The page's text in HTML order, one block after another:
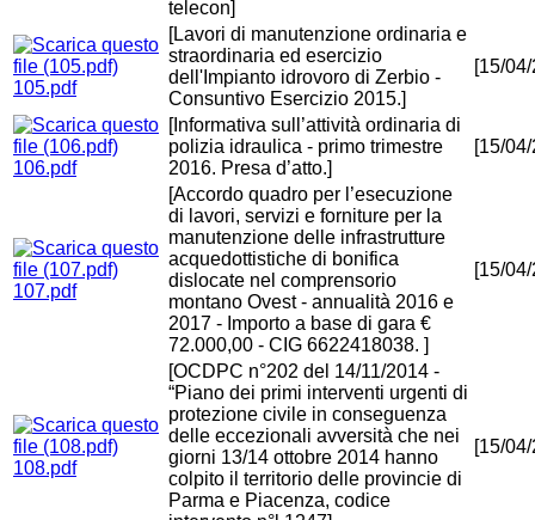
telecon]
105.pdf
[Lavori di manutenzione ordinaria e
straordinaria ed esercizio
dell'Impianto idrovoro di Zerbio -
Consuntivo Esercizio 2015.]
[15/
106.pdf
[Informativa sull’attività ordinaria di
polizia idraulica - primo trimestre
2016. Presa d’atto.]
[15/
107.pdf
[Accordo quadro per l’esecuzione
di lavori, servizi e forniture per la
manutenzione delle infrastrutture
acquedottistiche di bonifica
dislocate nel comprensorio
montano Ovest - annualità 2016 e
2017 - Importo a base di gara €
72.000,00 - CIG 6622418038. ]
[15/
108.pdf
[OCDPC n°202 del 14/11/2014 -
“Piano dei primi interventi urgenti di
protezione civile in conseguenza
delle eccezionali avversità che nei
giorni 13/14 ottobre 2014 hanno
colpito il territorio delle provincie di
Parma e Piacenza, codice
[15/